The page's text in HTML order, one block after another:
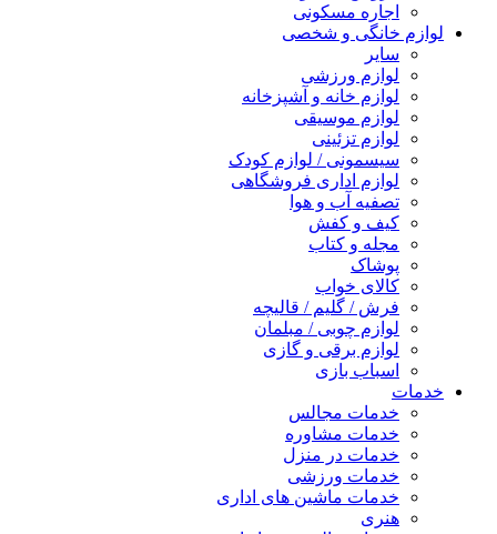
اجاره مسکونی
لوازم خانگی و شخصی
سایر
لوازم ورزشی
لوازم خانه و آشپزخانه
لوازم موسیقی
لوازم تزئینی
سیسمونی / لوازم کودک
لوازم اداری فروشگاهی
تصفیه آب و هوا
کیف و کفش
مجله و کتاب
پوشاک
کالای خواب
فرش / گلیم / قالیچه
لوازم چوبی / مبلمان
لوازم برقی و گازی
اسباب بازی
خدمات
خدمات مجالس
خدمات مشاوره
خدمات در منزل
خدمات ورزشی
خدمات ماشین های اداری
هنری